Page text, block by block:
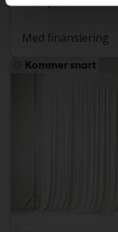
Med finansiering
Kommer snart